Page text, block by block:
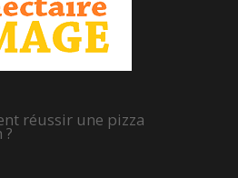
réussir une pizza